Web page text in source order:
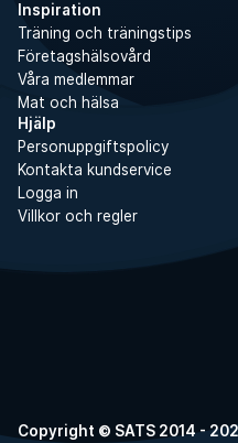
Inspiration
Träning och träningstips
Företagshälsovård
Våra medlemmar
Mat och hälsa
Hjälp
Personuppgiftspolicy
Kontakta kundservice
Logga in
Villkor och regler
Copyright © SATS 2014 -